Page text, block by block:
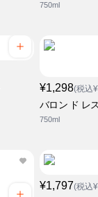
750ml
¥1,298(税込
バロン ド レ
750ml
¥1,797(税込